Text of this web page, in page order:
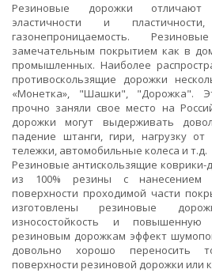
Резиновые дорожки отличают
эластичности и
газонепроницаемость.
замечательным покрытием как в
промышленных. Наиболее
противоскользящие дорожки
«Монетка», "Шашки", "Дорожка".
прочно заняли свое место на
дорожки могут выдерживать
падение штанги, гири, нагрузку от
тележки, автомобильные колеса и т.д.
Резиновые антискользящие коврики-
из 100% резины с нанесением
поверхности проходимой части
изготовлены резиновые
износостойкость и
резиновым дорожкам эффект
довольно хорошо переносить
поверхности резиновой дорожки или